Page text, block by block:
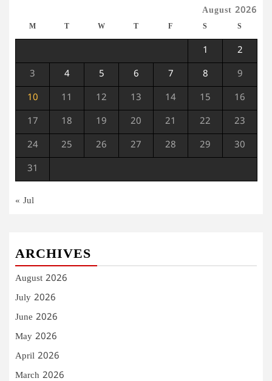
August 2026
M T W T F S S
1 2
3 4 5 6 7 8 9
10 11 12 13 14 15 16
17 18 19 20 21 22 23
24 25 26 27 28 29 30
31
« Jul
ARCHIVES
August 2026
July 2026
June 2026
May 2026
April 2026
March 2026